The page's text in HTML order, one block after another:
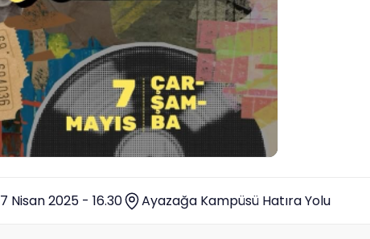
7 Nisan 2025 - 16.30 Ayazağa Kampüsü Hatıra Yolu